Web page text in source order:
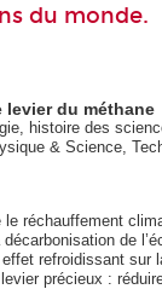
du monde.
du méthane
histoire des
& Science,
le réchauffement
de
refroidissant sur
précieux :